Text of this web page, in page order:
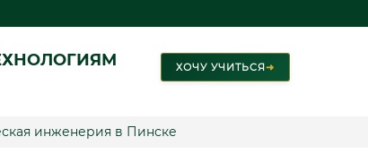
ХОЧУ УЧИТЬСЯ➜
инженерия в Пинске